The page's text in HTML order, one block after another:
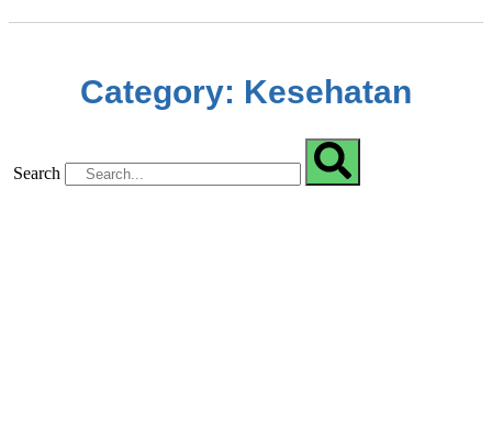
Category: Kesehatan
Search